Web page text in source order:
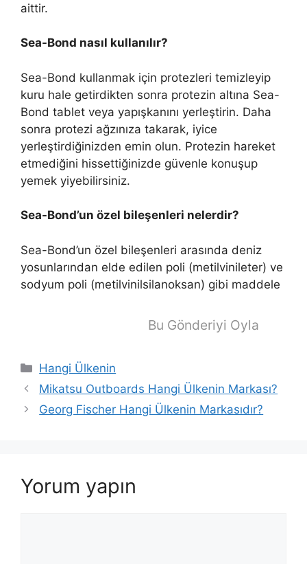
aittir.
Sea-Bond nasıl kullanılır?
Sea-Bond kullanmak için protezleri temizleyip
kuru hale getirdikten sonra protezin altına Sea-
Bond tablet veya yapışkanını yerleştirin. Daha
sonra protezi ağzınıza takarak, iyice
yerleştirdiğinizden emin olun. Protezin hareket
etmediğini hissettiğinizde güvenle konuşup
yemek yiyebilirsiniz.
Sea-Bond’un özel bileşenleri nelerdir?
Sea-Bond’un özel bileşenleri arasında deniz
yosunlarından elde edilen poli (metilvinileter) ve
sodyum poli (metilvinilsilanoksan) gibi maddele
Bu Gönderiyi Oyla
Kategoriler
Hangi Ülkenin
Mikatsu Outboards Hangi Ülkenin Markası?
Georg Fischer Hangi Ülkenin Markasıdır?
Yorum yapın